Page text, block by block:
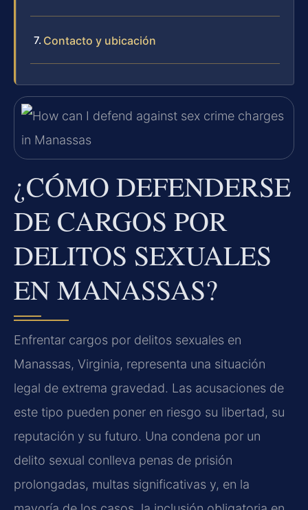
Contacto y ubicación
¿CÓMO DEFENDERSE
DE CARGOS POR
DELITOS SEXUALES
EN MANASSAS?
Enfrentar cargos por delitos sexuales en
Manassas, Virginia, representa una situación
legal de extrema gravedad. Las acusaciones de
este tipo pueden poner en riesgo su libertad, su
reputación y su futuro. Una condena por un
delito sexual conlleva penas de prisión
prolongadas, multas significativas y, en la